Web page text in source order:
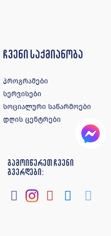
ჩვენი საქმიანობა
პროგრამები
სერვისები
სოციალური საწარმოები
დღის ცენტრები
გამოიწერეთ ჩვენი
გვერდები: